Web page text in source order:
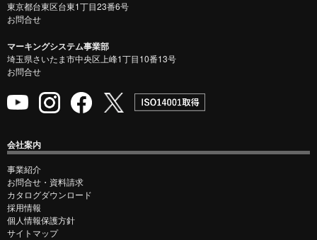
東京都台東区台東1丁目23番6号
お問合せ
マーキングシステム事業部
埼玉県さいたま市中央区上峰1丁目10番13号
お問合せ
会社案内
事業紹介
お問合せ・資料請求
カタログダウンロード
採用情報
個人情報保護方針
サイトマップ